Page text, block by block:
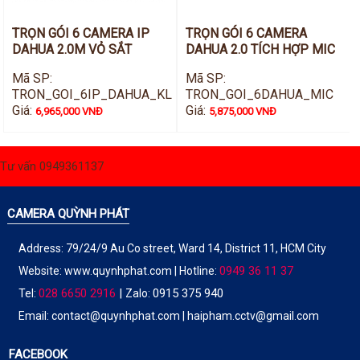
TRỌN GÓI 6 CAMERA IP
DAHUA 2.0M VỎ SẮT
Mã SP:
TRON_GOI_6IP_DAHUA_KL
Giá:6,965,000 VNĐ
TRỌN GÓI 6 CAMERA
DAHUA 2.0 TÍCH HỢP MIC
Mã SP:
TRON_GOI_6DAHUA_MIC
Giá: 5,875,000 VNĐ
Tư vấn 0949361137
CAMERA QUỲNH PHÁT
Address: 79/24/9 Au Co street, Ward 14, District 11, HCM City
Website: www.quynhphat.com | Hotline: 0949 36 11 37
Tel: 028 6650 2916 | Zalo: 0915 375 940
Email: contact@quynhphat.com | haipham.cctv@gmail.com
FACEBOOK